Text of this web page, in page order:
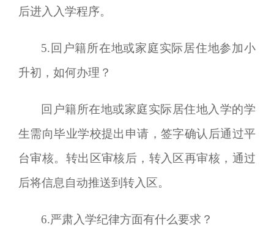
后进入入学程序。
5.回户籍所在地或家庭实际居住地参加小
升初，如何办理？
回户籍所在地或家庭实际居住地入学的学
生需向毕业学校提出申请，签字确认后通过平
台审核。 转出区审核后，转入区再审核 ， 通过
后将信息自动推送到转入区。
6.严肃入学纪律方面有什么要求？